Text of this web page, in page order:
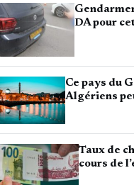
DA pour
Ce pays du
Algériens
Taux de
cours de